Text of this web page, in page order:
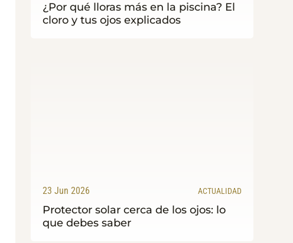
¿Por qué lloras más en la piscina? El
cloro y tus ojos explicados
23 Jun 2026 ACTUALIDAD
Protector solar cerca de los ojos: lo
que debes saber